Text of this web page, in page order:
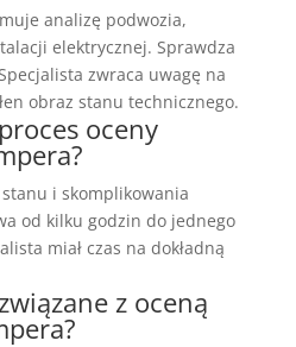
analizę podwozia,
elektrycznej. Sprawdza
zwraca uwagę na
obraz stanu technicznego.
oceny
i skomplikowania
od kilku godzin do jednego
miał czas na dokładną
z oceną